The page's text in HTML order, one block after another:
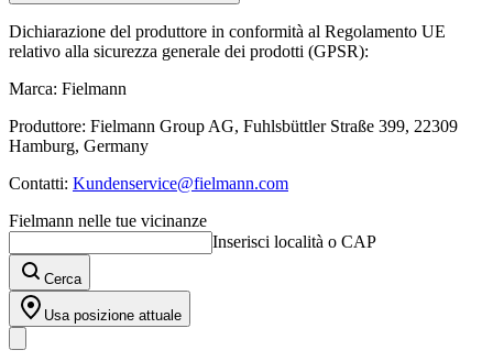
Dichiarazione del produttore in conformità al Regolamento UE
relativo alla sicurezza generale dei prodotti (GPSR):
Marca: Fielmann
Produttore: Fielmann Group AG, Fuhlsbüttler Straße 399, 22309
Hamburg, Germany
Contatti: Kundenservice@fielmann.com
Fielmann nelle tue vicinanze
Inserisci località o CAP
Cerca
Usa posizione attuale